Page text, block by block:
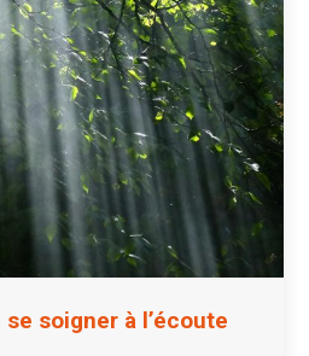
soigner à l’écoute